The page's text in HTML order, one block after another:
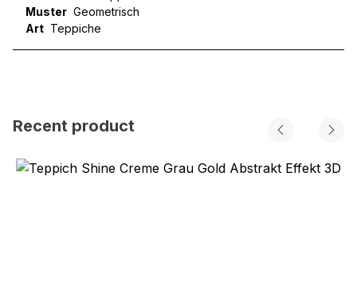
Muster Geometrisch
Art Teppiche
Recent product